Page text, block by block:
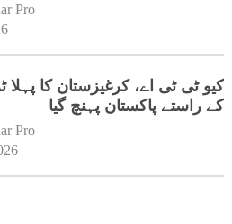
Pro
کیو ٹی ٹی اے، کرغیزستان کا
کے راستے پاکستان پہنچ گیا
Pro